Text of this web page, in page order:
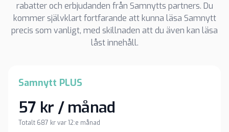
rabatter och erbjudanden från Samnytts partners. Du
kommer självklart fortfarande att kunna läsa Samnytt
precis som vanligt, med skillnaden att du även kan läsa
låst innehåll.
Samnytt PLUS
57 kr / månad
Totalt 687 kr var 12:e månad